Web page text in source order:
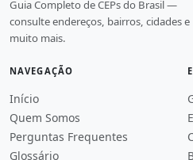
Guia Completo de CEPs do Brasil —
consulte endereços, bairros, cidades e
muito mais.
NAVEGAÇÃO
Início
Quem Somos
Perguntas Frequentes
Glossário